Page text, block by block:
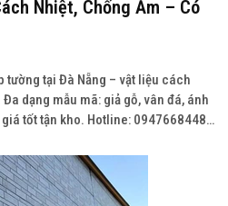
Nhiệt, Chống Ẩm – Có
tường tại Đà Nẵng – vật liệu cách
dạng mẫu mã: giả gỗ, vân đá, ánh
tốt tận kho. Hotline: 0947668448